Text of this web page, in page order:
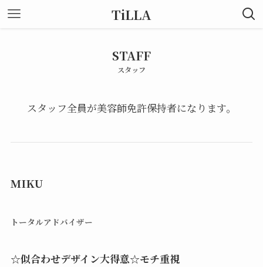
TiLLA
STAFF
スタッフ
スタッフ全員が美容師免許保持者になります。
MIKU
トータルアドバイザー
☆似合わせデザイン大得意☆モチ重視